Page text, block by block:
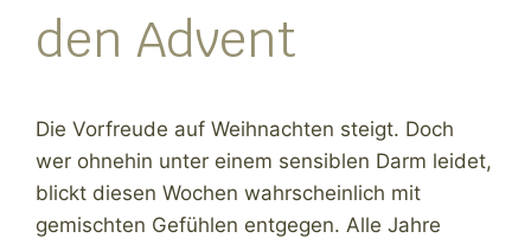
den Advent
Die Vorfreude auf Weihnachten steigt. Doch
wer ohnehin unter einem sensiblen Darm leidet,
blickt diesen Wochen wahrscheinlich mit
gemischten Gefühlen entgegen. Alle Jahre